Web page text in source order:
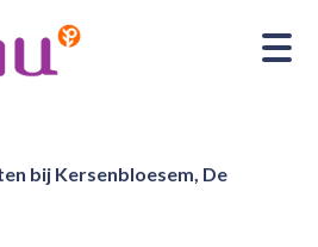
bij Kersenbloesem, De